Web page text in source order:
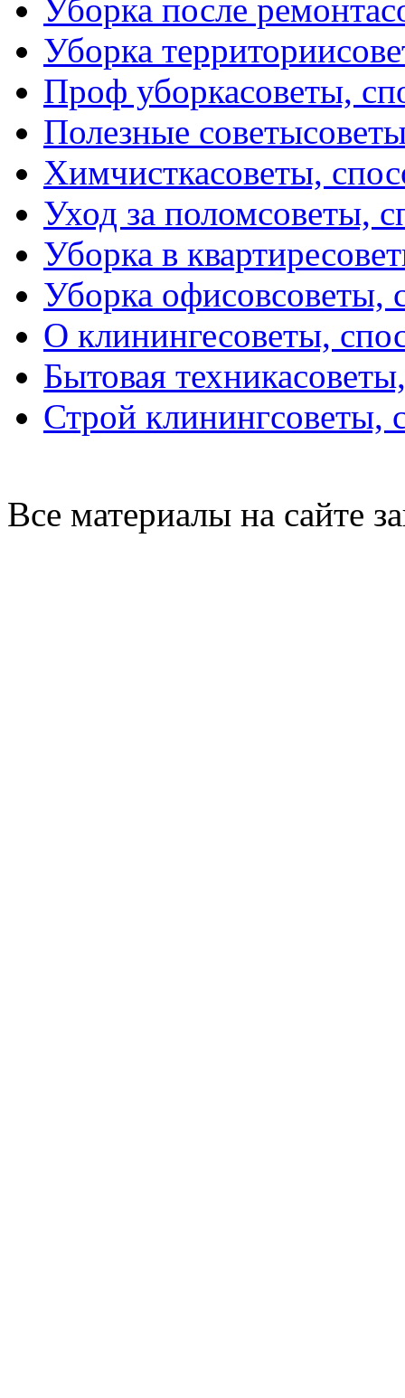
Уборка после ремонта
Уборка территории
Проф уборкасоветы,
Полезные советы
Химчисткасоветы,
Уход за поломсоветы,
Уборка в квартире
Уборка офисовсоветы,
О клинингесоветы,
Бытовая техника
Строй клинингсоветы,
Все материалы на сайте